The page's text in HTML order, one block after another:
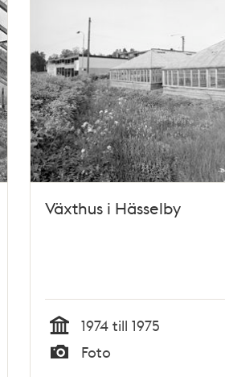
Växthus i Hässelby
Tid
1974 till 1975
Foto